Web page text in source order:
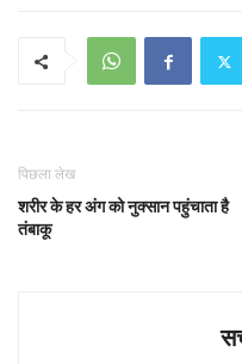
पिछला लेख
शरीर के हर अंग को नुक्सान पहुंचाता है
तंबाकू